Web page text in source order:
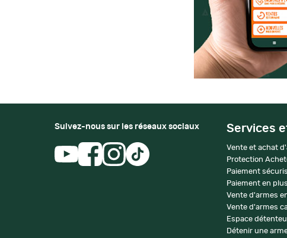
Suivez-nous sur les réseaux sociaux Services
Vente et achat
Protection
Paiement
Paiement en
Vente d'armes
Vente d'armes
Espace
Détenir une